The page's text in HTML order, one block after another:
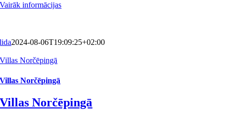
Vairāk informācijas
lida2024-08-06T19:09:25+02:00
Villas Norčēpingā
Villas Norčēpingā
Villas Norčēpingā